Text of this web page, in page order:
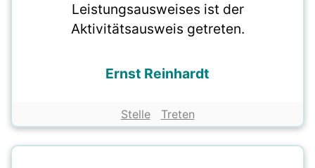
Leistungsausweises ist der
Aktivitätsausweis getreten.
Ernst Reinhardt
Stelle Treten